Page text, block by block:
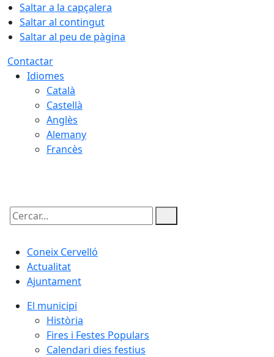
Saltar a la capçalera
Saltar al contingut
Saltar al peu de pàgina
Contactar
Idiomes
Català
Castellà
Anglès
Alemany
Francès
Cercar:
Coneix Cervelló
Actualitat
Ajuntament
El municipi
Història
Fires i Festes Populars
Calendari dies festius